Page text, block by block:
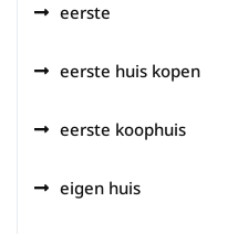
eerste
eerste huis kopen
eerste koophuis
eigen huis